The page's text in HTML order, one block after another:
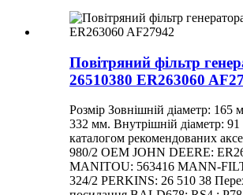
Повітряний фільтр
26510380 ER263060
Розмір Зовнішній діаметр: 165
332 мм. Внутрішній діаметр:
каталогом рекомендованих
980/2 OEM JOHN DEERE:
MANITOU: 563416 MANN-
324/2 PERKINS: 26 510 38